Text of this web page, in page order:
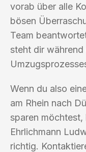
vorab über alle
bösen
Team
steht dir während
Wenn du also
am Rhein nach
sparen
Ehrlichmann
richtig.